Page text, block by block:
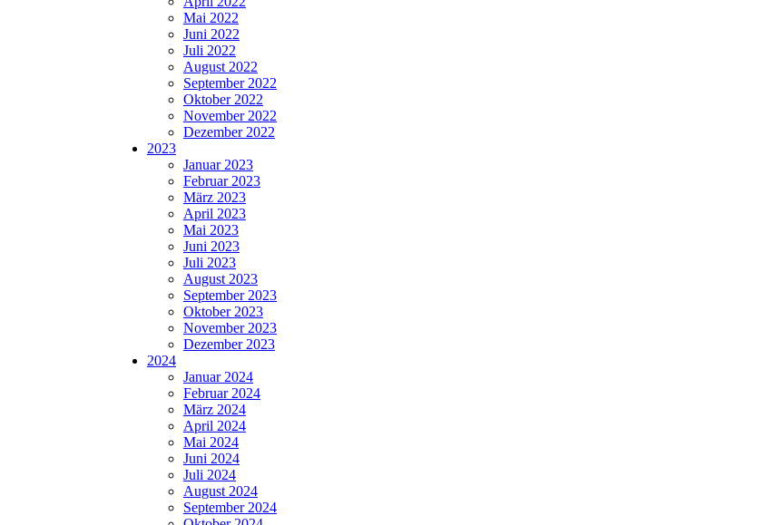
Mai 2022
Juni 2022
Juli 2022
August 2022
September 2022
Oktober 2022
November 2022
Dezember 2022
2023
Januar 2023
Februar 2023
März 2023
April 2023
Mai 2023
Juni 2023
Juli 2023
August 2023
September 2023
Oktober 2023
November 2023
Dezember 2023
2024
Januar 2024
Februar 2024
März 2024
April 2024
Mai 2024
Juni 2024
Juli 2024
August 2024
September 2024